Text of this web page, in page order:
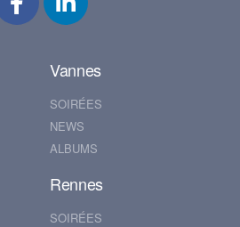
Vannes
SOIRÉES
NEWS
ALBUMS
Rennes
SOIRÉES